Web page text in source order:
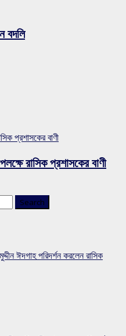
বদলি
প্রশাসকের বাণী
রাসিক প্রশাসকের বাণী
ঈদগাহ পরিদর্শন করলেন রাসিক